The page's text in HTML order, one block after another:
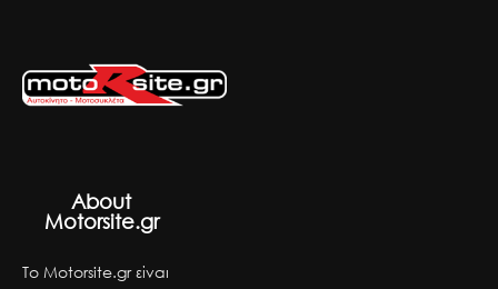
About
Motorsite.gr
Το Motorsite.gr είναι